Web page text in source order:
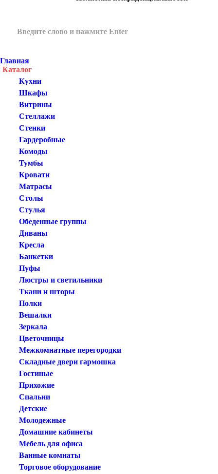
Главная
Каталог
Кухни
Шкафы
Витрины
Стеллажи
Стенки
Гардеробные
Комоды
Тумбы
Кровати
Матрасы
Столы
Стулья
Обеденные группы
Диваны
Кресла
Банкетки
Пуфы
Люстры и светильники
Ткани и шторы
Полки
Вешалки
Зеркала
Цветочницы
Межкомнатные перегородки
Складные двери гармошка
Гостиные
Прихожие
Спальни
Детские
Молодежные
Домашние кабинеты
Мебель для офиса
Ванные комнаты
Торговое оборудование